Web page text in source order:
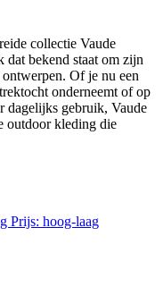
collectie Vaude
dat bekend staat om zijn
Of je nu een
onderneemt of op
dagelijks gebruik, Vaude
outdoor kleding die
Prijs: hoog-laag